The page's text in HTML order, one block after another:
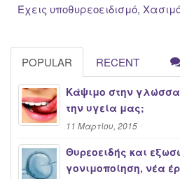
Έχεις υποθυρεοειδισμό,
POPULAR RECENT
Κάψιμο στην γλώσσα
την υγεία μας;
11 Μαρτίου, 2015
Θυρεοειδής και
γονιμοποίηση, νέα